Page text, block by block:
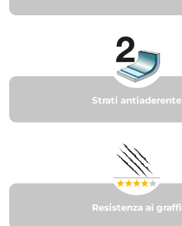
Strati antiaderente
Resistenza ai graffi